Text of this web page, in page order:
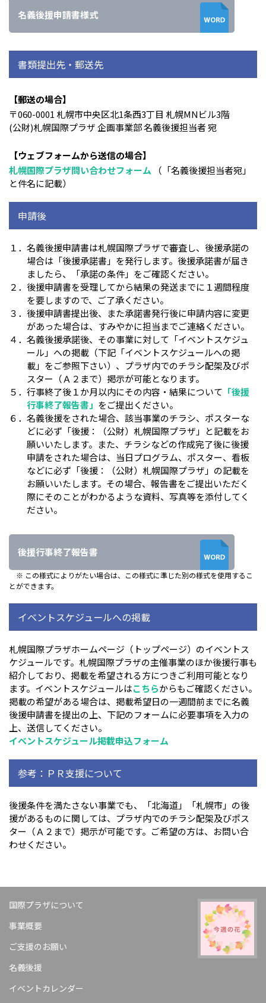
名義後援申請書様式
書類提出先・郵送先
【郵送の場合】
〒060-0001 札幌市中央区北1条西3丁目 札幌MNビル3階
(公財)札幌国際プラザ 企画事業部 名義後援担当者 宛
【ウェブフォームから送信の場合】
札幌国際プラザ問い合わせフォーム （「名義後援担当者宛」
と件名に記載）
申請後
１．名義後援申請書は札幌国際プラザで審査し、後援承諾の
場合は「後援承諾書」を発行します。後援承諾書が届き
ましたら、「承諾の条件」をご確認ください。
２．後援申請書を受理してから結果の発送までに１週間程度
を要しますので、ご了承ください。
３．後援申請書提出後、また承諾書発行後に申請内容に変更
があった場合は、すみやかに担当までご連絡ください。
４．名義後援承諾後、その事業に対して「イベントスケジュ
ール」への掲載（下記「イベントスケジュールへの掲
載」をご参照下さい）、プラザ内でのチラシ配架及びポ
スター（Ａ２まで）掲示が可能となります。
５．行事終了後１か月以内にその内容・結果について 「後援
行事終了報告書」 をご提出ください。
６．名義後援をされた場合、該当事業のチラシ、ポスターな
どに必ず「後援：（公財）札幌国際プラザ」と記載をお
願いいたします。また、チラシなどの作成完了後に後援
申請をされた場合は、当日プログラム、ポスター、看板
などに必ず「後援：（公財）札幌国際プラザ」の記載を
お願いいたします。その場合、報告書をご提出いただく
際にそのことがわかるような資料、写真等を添付してく
ださい。
後援行事終了報告書
※ この様式によりがたい場合は、この様式に準じた別の様式を使用するこ
とができます。
イベントスケジュールへの掲載
札幌国際プラザホームページ（トップページ）のイベントス
ケジュールです。札幌国際プラザの主催事業のほか後援行事も
紹介しており、掲載を希望される方につきご利用可能となり
ます。イベントスケジュールはこちらからもご確認ください。
掲載の希望がある場合は、掲載希望日の一週間前までに名義
後援申請書を提出の上、下記のフォームに必要事項を入力の
上、送信してください。
イベントスケジュール掲載申込フォーム
参考：ＰＲ支援について
後援条件を満たさない事業でも、「北海道」「札幌市」の後
援があるものに関しては、プラザ内でのチラシ配架及びポス
ター（Ａ２まで）掲示が可能です。ご希望の方は、お問い合
わせください。
国際プラザについて
事業概要
ご支援のお願い
名義後援
イベントカレンダー